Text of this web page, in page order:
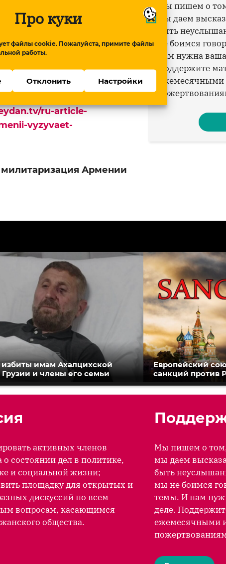
Про куки
файлы cookie. Пожалуйста, примите файлы
работы.
Отклонить Настройки
территориальные
для
территориальные
Армении»,— сказал
ru-article-
vyzyvaet-
Армении
Мы пишем о
мы даем
быть
не боимся
нам нужна
Поддержите
имам Ахалцихской
и члены его семьи
Европейский
санкций против
активных членов
о состоянии дел в политике,
и социальной жизни;
площадку для открытых и
дискуссий по всем
вопросам, касающимся
общества.
Мы пишем о
мы даем
быть
мы не боимся
темы. И нам
деле.
ежемесячными